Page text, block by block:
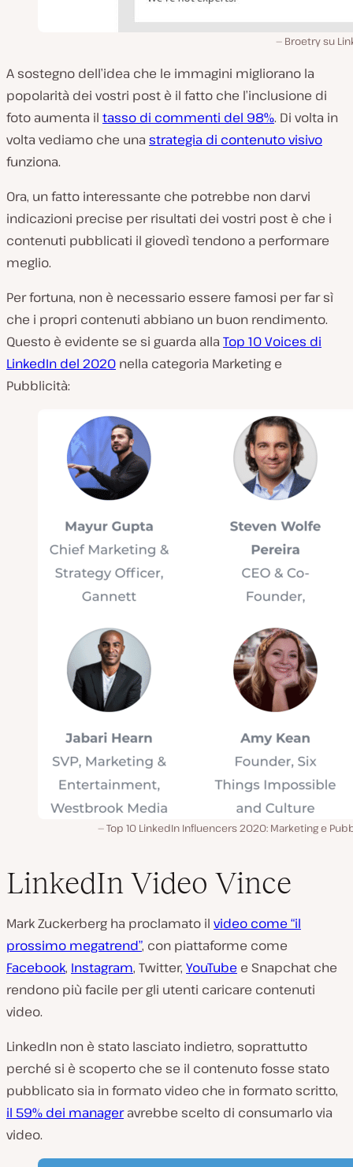
Broetry su
A sostegno dell’idea che le immagini migliorano la
popolarità dei vostri post è il fatto che l’inclusione di
foto aumenta il tasso di commenti del 98%. Di volta in
volta vediamo che una strategia di contenuto visivo
funziona.
Ora, un fatto interessante che potrebbe non darvi
indicazioni precise per risultati dei vostri post è che i
contenuti pubblicati il giovedì tendono a performare
meglio.
Per fortuna, non è necessario essere famosi per far sì
che i propri contenuti abbiano un buon rendimento.
Questo è evidente se si guarda alla Top 10 Voices di
LinkedIn del 2020 nella categoria Marketing e
Pubblicità:
Top 10 LinkedIn Influencers 2020: Marketing e
LinkedIn Video Vince
Mark Zuckerberg ha proclamato il video come “il
prossimo megatrend”, con piattaforme come
Facebook, Instagram, Twitter, YouTube e Snapchat che
rendono più facile per gli utenti caricare contenuti
video.
LinkedIn non è stato lasciato indietro, soprattutto
perché si è scoperto che se il contenuto fosse stato
pubblicato sia in formato video che in formato scritto,
il 59% dei manageravrebbe scelto di consumarlo via
video.